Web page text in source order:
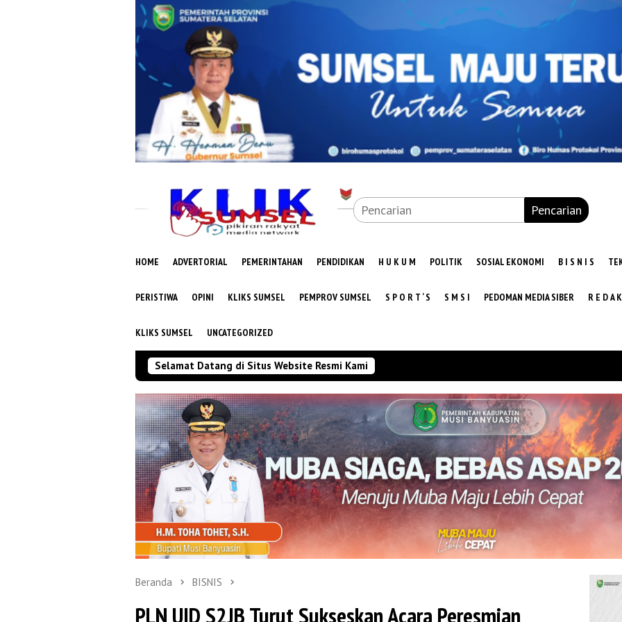
Pencarian
HOME ADVERTORIAL PEMERINTAHAN PENDIDIKAN H U K U M POLITIK SOSIAL EKONOMI B I S N I S
PERISTIWA OPINI KLIKS SUMSEL PEMPROV SUMSEL S P O R T ‘ S S M S I PEDOMAN MEDIA SIBER R E D A
KLIKS SUMSEL UNCATEGORIZED
Selamat Datang di Situs Website Resmi Kami
Beranda BISNIS
PLN UID S2JB Turut Sukseskan Acara Peresmian